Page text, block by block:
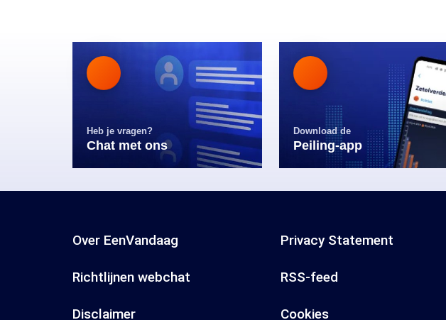
Heb je vragen?
Chat met ons
Download de
Peiling-app
Over EenVandaag Privacy Statement
Richtlijnen webchat RSS-feed
Disclaimer Cookies